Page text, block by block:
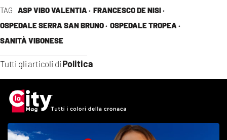
TAG ASP VIBO VALENTIA · FRANCESCO DE NISI ·
OSPEDALE SERRA SAN BRUNO · OSPEDALE TROPEA ·
SANITÀ VIBONESE
Tutti gli articoli di Politica